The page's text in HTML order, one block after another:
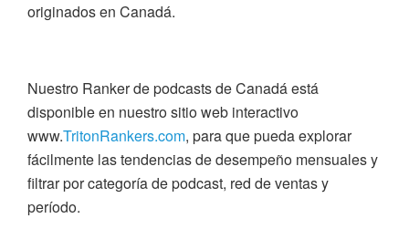
originados en Canadá.
Nuestro Ranker de podcasts de Canadá está
disponible en nuestro sitio web interactivo
www.TritonRankers.com, para que pueda explorar
fácilmente las tendencias de desempeño mensuales y
filtrar por categoría de podcast, red de ventas y
período.